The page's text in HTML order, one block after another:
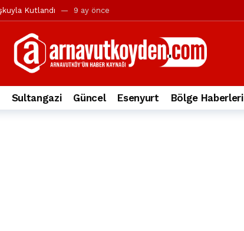
Kutlandı 9 ay önce
ve Mustafa Candaroğlu’na yönelik suçlamalar 10 ay önce
ulaştı 1 yıl önce
alev alev yandı. 2 yıl önce
gösterisi düzenledi 2 yıl önce
kutlamaları coşkuyla gerçekleşti
üzerine devrildi
Sultangazi Güncel Esenyurt Bölge Haberleri